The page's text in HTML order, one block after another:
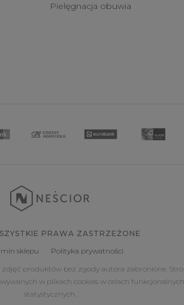
Pielęgnacja obuwia
PRAWA ZASTRZEŻONE
sklepu
Polityka prywatności
zdjęć produktów bez zgody autora zabronione.
w plikach cookies w celach
statystycznych.